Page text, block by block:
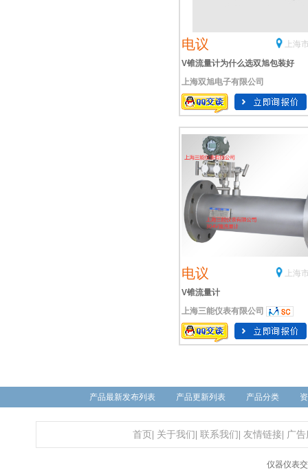
电议
上海
V锥流量计为什么选双旭包装好
上海双旭电子有限公司
电议
上海
V锥流量计
上海三能仪表有限公司
产品最新发布列表 产品更新列表 产品分类
首页 关于我们 联系我们 友情链接| 广告
仪器仪表